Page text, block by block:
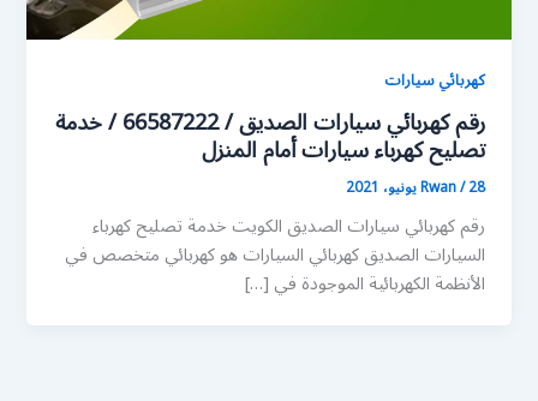
كهربائي سيارات
رقم كهربائي سيارات الصديق / 66587222 / خدمة
تصليح كهرباء سيارات أمام المنزل
Rwan/28 يونيو، 2021
رقم كهربائي سيارات الصديق الكويت خدمة تصليح كهرباء
السيارات الصديق كهربائي السيارات هو كهربائي متخصص في
الأنظمة الكهربائية الموجودة في […]